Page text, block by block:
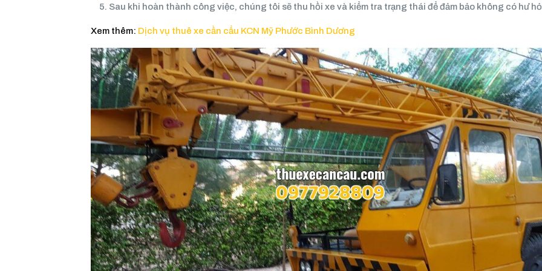
Sau khi hoàn thành công việc, chúng tôi sẽ thu hồi xe và kiểm tra trạng thái để đảm bảo không có hư
Xem thêm: Dịch vụ thuê xe cần cẩu KCN Mỹ Phước Bình Dương